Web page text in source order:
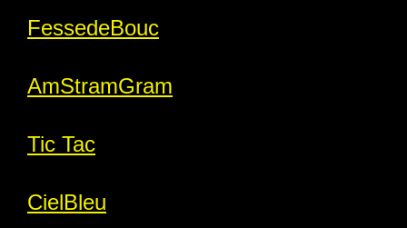
FessedeBouc
AmStramGram
Tic Tac
CielBleu